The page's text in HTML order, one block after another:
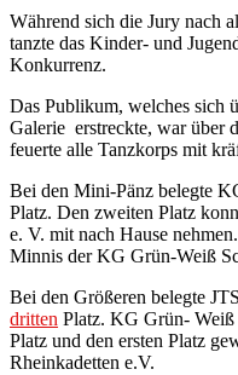
Während sich die Jury nach
tanzte das Kinder- und
Konkurrenz.
Das Publikum, welches sich
Galerie erstreckte, war über
feuerte alle Tanzkorps mit
Bei den Mini-Pänz belegte
Platz. Den zweiten Platz
e. V. mit nach Hause
Minnis der KG Grün-Weiß
Bei den Größeren belegte
dritten Platz. KG Grün- Weiß
Platz und den ersten Platz
Rheinkadetten e.V.